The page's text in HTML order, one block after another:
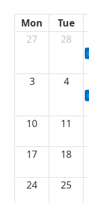
Mon Tue
27
28
3 4
10 11
17 18
24 25